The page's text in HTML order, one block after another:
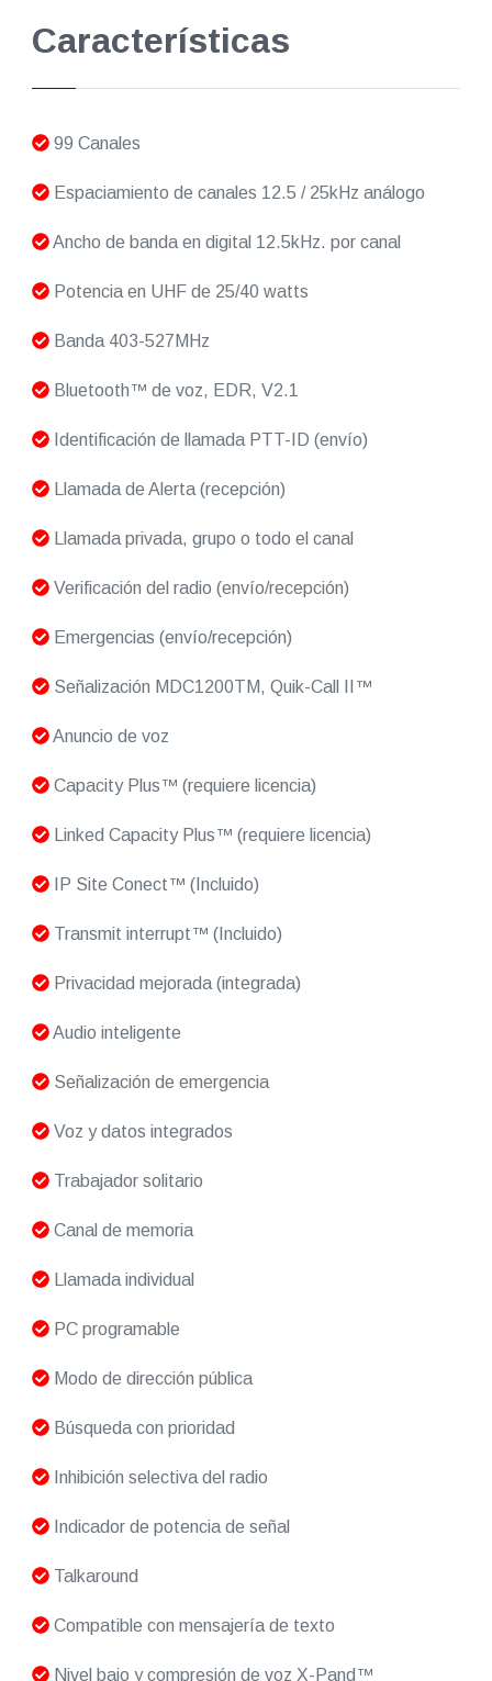
Características
99 Canales
Espaciamiento de canales 12.5 / 25kHz análogo
Ancho de banda en digital 12.5kHz. por canal
Potencia en UHF de 25/40 watts
Banda 403-527MHz
Bluetooth™ de voz, EDR, V2.1
Identificación de llamada PTT-ID (envío)
Llamada de Alerta (recepción)
Llamada privada, grupo o todo el canal
Verificación del radio (envío/recepción)
Emergencias (envío/recepción)
Señalización MDC1200TM, Quik-Call II™
Anuncio de voz
Capacity Plus™ (requiere licencia)
Linked Capacity Plus™ (requiere licencia)
IP Site Conect™ (Incluido)
Transmit interrupt™ (Incluido)
Privacidad mejorada (integrada)
Audio inteligente
Señalización de emergencia
Voz y datos integrados
Trabajador solitario
Canal de memoria
Llamada individual
PC programable
Modo de dirección pública
Búsqueda con prioridad
Inhibición selectiva del radio
Indicador de potencia de señal
Talkaround
Compatible con mensajería de texto
Nivel bajo y compresión de voz X-Pand™